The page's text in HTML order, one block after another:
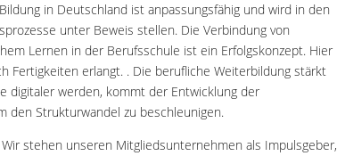
in Deutschland ist anpassungsfähig und wird in den
unter Beweis stellen. Die Verbindung von
Lernen in der Berufsschule ist ein Erfolgskonzept. Hier
Fertigkeiten erlangt. . Die berufliche Weiterbildung stärkt
digitaler werden, kommt der Entwicklung der
den Strukturwandel zu beschleunigen.
stehen unseren Mitgliedsunternehmen als Impulsgeber,